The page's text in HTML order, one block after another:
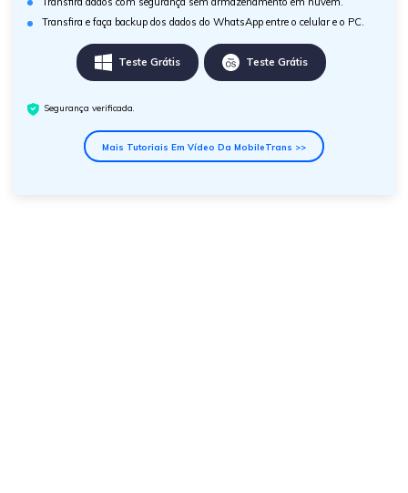
Transfira e faça backup dos dados do WhatsApp entre o celular e o PC.
Teste Grátis Teste Grátis
Segurança verificada.
Mais Tutoriais Em Vídeo Da MobileTrans >>